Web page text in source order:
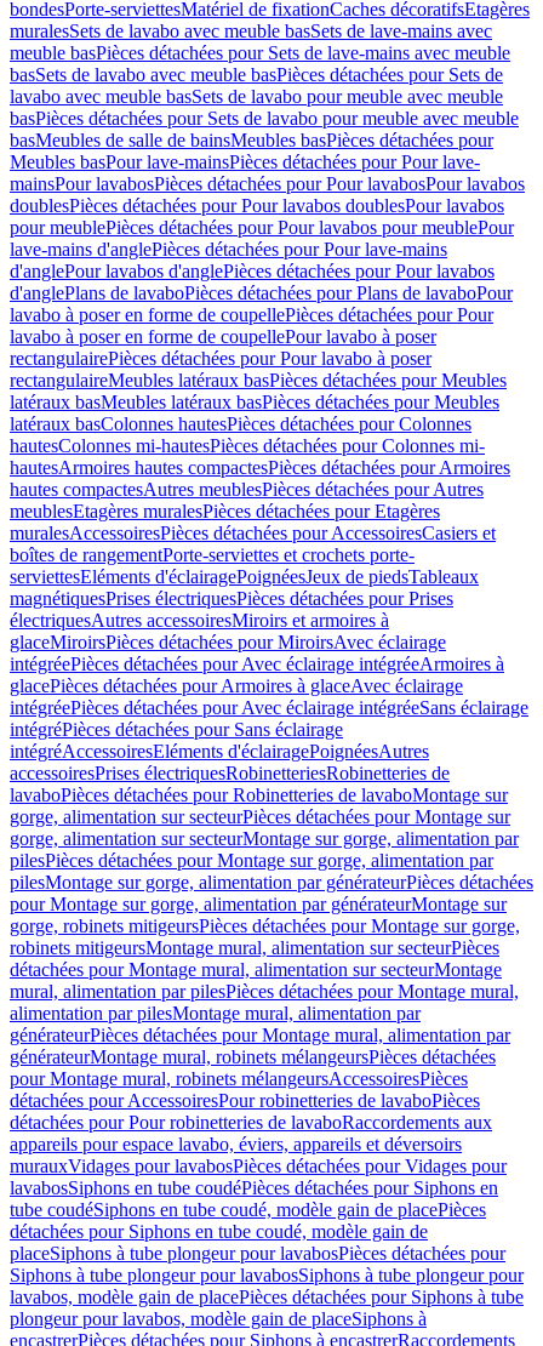
bondesPorte-serviettesMatériel de fixationCaches décoratifsEtagères
muralesSets de lavabo avec meuble basSets de lave-mains avec
meuble basPièces détachées pour Sets de lave-mains avec meuble
basSets de lavabo avec meuble basPièces détachées pour Sets de
lavabo avec meuble basSets de lavabo pour meuble avec meuble
basPièces détachées pour Sets de lavabo pour meuble avec meuble
basMeubles de salle de bainsMeubles basPièces détachées pour
Meubles basPour lave-mainsPièces détachées pour Pour lave-
mainsPour lavabosPièces détachées pour Pour lavabosPour lavabos
doublesPièces détachées pour Pour lavabos doublesPour lavabos
pour meublePièces détachées pour Pour lavabos pour meublePour
lave-mains d'anglePièces détachées pour Pour lave-mains
d'anglePour lavabos d'anglePièces détachées pour Pour lavabos
d'anglePlans de lavaboPièces détachées pour Plans de lavaboPour
lavabo à poser en forme de coupellePièces détachées pour Pour
lavabo à poser en forme de coupellePour lavabo à poser
rectangulairePièces détachées pour Pour lavabo à poser
rectangulaireMeubles latéraux basPièces détachées pour Meubles
latéraux basMeubles latéraux basPièces détachées pour Meubles
latéraux basColonnes hautesPièces détachées pour Colonnes
hautesColonnes mi-hautesPièces détachées pour Colonnes mi-
hautesArmoires hautes compactesPièces détachées pour Armoires
hautes compactesAutres meublesPièces détachées pour Autres
meublesEtagères muralesPièces détachées pour Etagères
muralesAccessoiresPièces détachées pour AccessoiresCasiers et
boîtes de rangementPorte-serviettes et crochets porte-
serviettesEléments d'éclairagePoignéesJeux de piedsTableaux
magnétiquesPrises électriquesPièces détachées pour Prises
électriquesAutres accessoiresMiroirs et armoires à
glaceMiroirsPièces détachées pour MiroirsAvec éclairage
intégréePièces détachées pour Avec éclairage intégréeArmoires à
glacePièces détachées pour Armoires à glaceAvec éclairage
intégréePièces détachées pour Avec éclairage intégréeSans éclairage
intégréPièces détachées pour Sans éclairage
intégréAccessoiresEléments d'éclairagePoignéesAutres
accessoiresPrises électriquesRobinetteriesRobinetteries de
lavaboPièces détachées pour Robinetteries de lavaboMontage sur
gorge, alimentation sur secteurPièces détachées pour Montage sur
gorge, alimentation sur secteurMontage sur gorge, alimentation par
pilesPièces détachées pour Montage sur gorge, alimentation par
pilesMontage sur gorge, alimentation par générateurPièces détachées
pour Montage sur gorge, alimentation par générateurMontage sur
gorge, robinets mitigeursPièces détachées pour Montage sur gorge,
robinets mitigeursMontage mural, alimentation sur secteurPièces
détachées pour Montage mural, alimentation sur secteurMontage
mural, alimentation par pilesPièces détachées pour Montage mural,
alimentation par pilesMontage mural, alimentation par
générateurPièces détachées pour Montage mural, alimentation par
générateurMontage mural, robinets mélangeursPièces détachées
pour Montage mural, robinets mélangeursAccessoiresPièces
détachées pour AccessoiresPour robinetteries de lavaboPièces
détachées pour Pour robinetteries de lavaboRaccordements aux
appareils pour espace lavabo, éviers, appareils et déversoirs
murauxVidages pour lavabosPièces détachées pour Vidages pour
lavabosSiphons en tube coudéPièces détachées pour Siphons en
tube coudéSiphons en tube coudé, modèle gain de placePièces
détachées pour Siphons en tube coudé, modèle gain de
placeSiphons à tube plongeur pour lavabosPièces détachées pour
Siphons à tube plongeur pour lavabosSiphons à tube plongeur pour
lavabos, modèle gain de placePièces détachées pour Siphons à tube
plongeur pour lavabos, modèle gain de placeSiphons à
encastrerPièces détachées pour Siphons à encastrerRaccordements